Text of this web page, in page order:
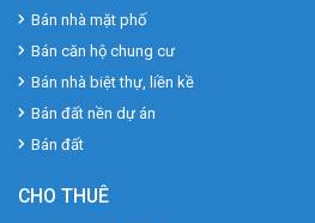
Bán nhà mặt phố
Bán căn hộ chung cư
Bán nhà biệt thự, liền kề
Bán đất nền dự án
Bán đất
CHO THUÊ